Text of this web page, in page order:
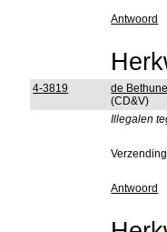
Antwoord
4-3819
de
(CD&V)
Illegalen
Antwoord